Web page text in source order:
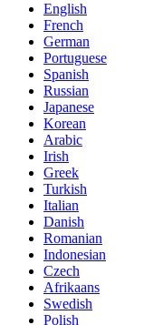
English
French
German
Portuguese
Spanish
Russian
Japanese
Korean
Arabic
Irish
Greek
Turkish
Italian
Danish
Romanian
Indonesian
Czech
Afrikaans
Swedish
Polish